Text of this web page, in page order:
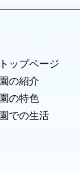
トップページ
園の紹介
園の特色
園での生活